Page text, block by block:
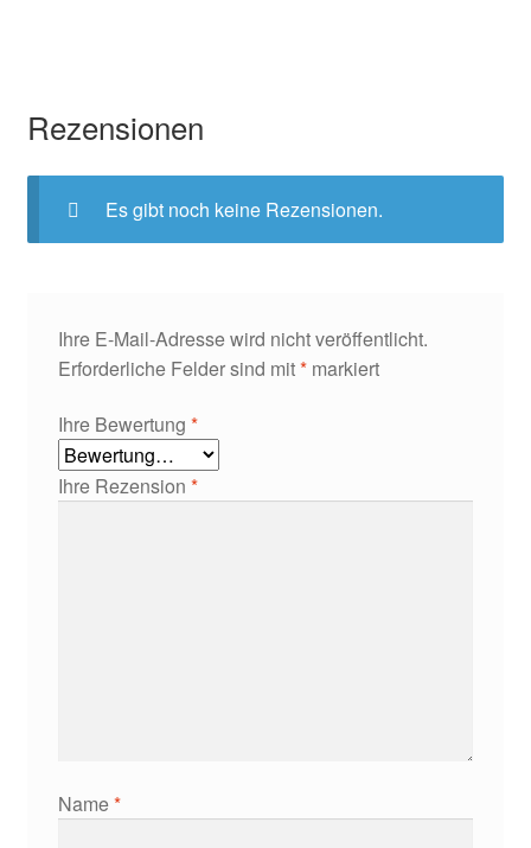
Rezensionen
Es gibt noch keine Rezensionen.
Ihre E-Mail-Adresse wird nicht veröffentlicht.
Erforderliche Felder sind mit*markiert
Ihre Bewertung *
Ihre Rezension *
Name*